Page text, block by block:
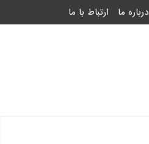
درباره ما ارتباط با ما